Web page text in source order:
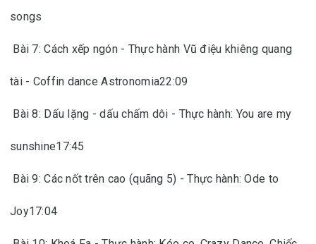
songs
Bài 7: Cách xếp ngón - Thực hành Vũ điệu khiêng quang
tài - Coffin dance Astronomia22:09
Bài 8: Dấu lặng - dấu chấm dôi - Thực hành: You are my
sunshine17:45
Bài 9: Các nốt trên cao (quãng 5) - Thực hành: Ode to
Joy17:04